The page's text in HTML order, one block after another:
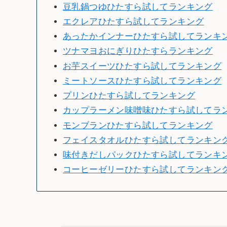
豆乳鍋つゆひたすら試してランキング
エクレアひたすら試してランキング
あったかインナーひたすら試してランキ
ツナマヨおにぎりひたすらランキング
お芋スイーツひたすら試してランキング
ミートソースひたすら試してランキング
プリンひたすら試してランキング
カップラーメン味噌味ひたすら試してラ
モンブランひたすら試してランキング
フェイスタオルひたすら試してランキン
味付きだしパックひたすら試してランキ
コーヒーゼリーひたすら試してランキン